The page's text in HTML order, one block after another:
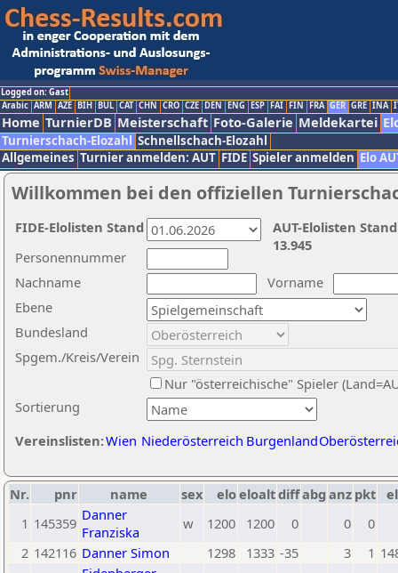
Logged on: Gast
Arabic ARM AZE BIH BUL CAT CHN CRO CZE DEN ENG ESP FAI FIN FRA GER GRE INA
Home TurnierDB Meisterschaft Foto-Galerie Meldekartei
Turnierschach-Elozahl Schnellschach-Elozahl
Allgemeines Turnier anmelden: AUT FIDE Spieler anmelden Elo
Willkommen bei den offiziellen
Nachname
Vorname
Ebene
Sortierung
Personennummer
Bundesland
Spgem./Kreis/Verein
Nur "österreichische" Spieler
Vereinslisten:Wien Niederösterreich Burgenland
AUT-Elolisten
13.945
FIDE-Elolisten Stand
Nr. pnr name sex eloeloaltdiffabg anz pkt
1 145359 Danner
Franziska
w 1200 1200 0 0
0
2 142116 Danner Simon 1298 1333 -35 3 1